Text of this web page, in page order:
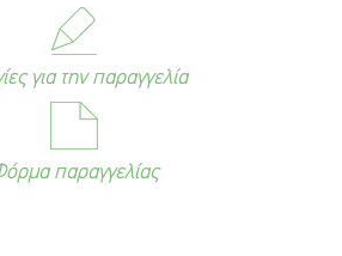
για την παραγγελία
παραγγελίας